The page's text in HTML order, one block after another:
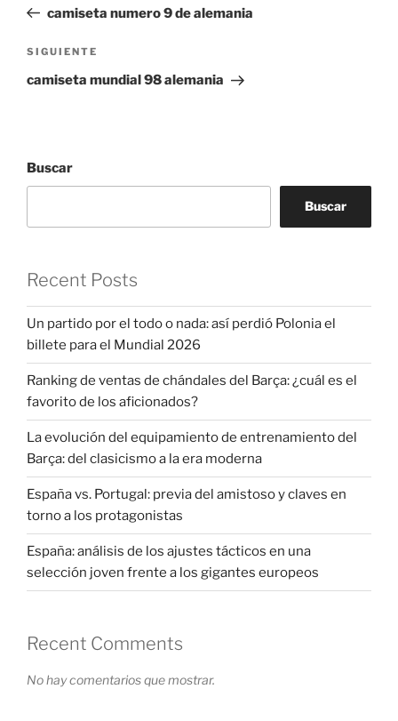
entradas
anterior:
camiseta numero 9 de alemania
Siguiente
entrada
SIGUIENTE
camiseta mundial 98 alemania
Buscar
Buscar
Recent Posts
Un partido por el todo o nada: así perdió Polonia el
billete para el Mundial 2026
Ranking de ventas de chándales del Barça: ¿cuál es el
favorito de los aficionados?
La evolución del equipamiento de entrenamiento del
Barça: del clasicismo a la era moderna
España vs. Portugal: previa del amistoso y claves en
torno a los protagonistas
España: análisis de los ajustes tácticos en una
selección joven frente a los gigantes europeos
Recent Comments
No hay comentarios que mostrar.